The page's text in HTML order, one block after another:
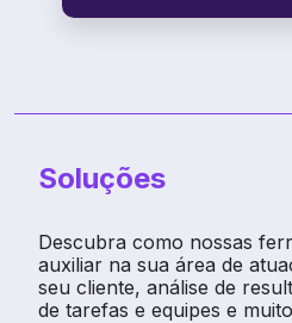
Soluções
Descubra como nossas
auxiliar na sua área de
seu cliente, análise de
de tarefas e equipes e